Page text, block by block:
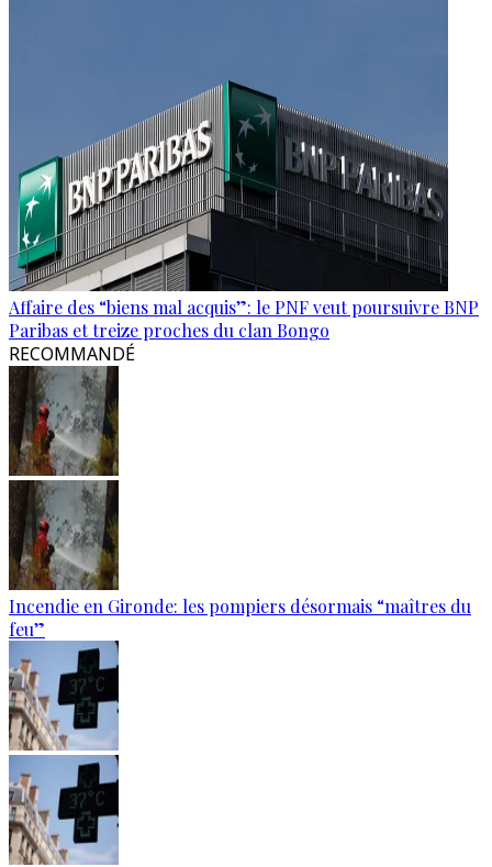
Affaire des “biens mal acquis”: le PNF veut poursuivre BNP
Paribas et treize proches du clan Bongo
RECOMMANDÉ
Incendie en Gironde: les pompiers désormais “maîtres du
feu”